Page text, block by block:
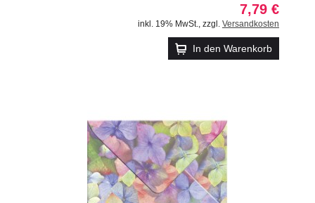
7,79 €
inkl. 19% MwSt. zzgl. Versandkosten
In den Warenkorb